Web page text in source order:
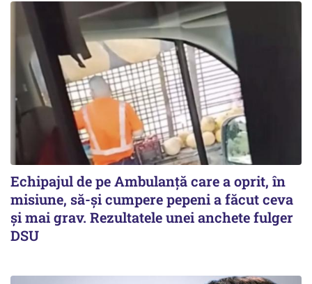
Echipajul de pe Ambulanță care a oprit, în
misiune, să-și cumpere pepeni a făcut ceva
și mai grav. Rezultatele unei anchete fulger
DSU